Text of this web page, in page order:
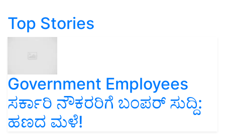
Top Stories
Government Employees
ಸರ್ಕಾರಿ ನೌಕರರಿಗೆ ಬಂಪರ್‌ ಸುದ್ದಿ:
ಹಣದ ಮಳೆ!